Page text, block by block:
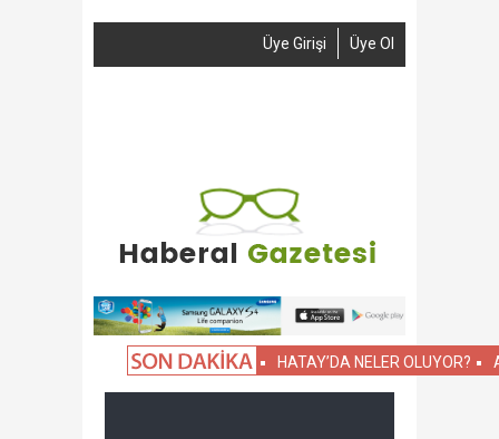
Üye Girişi Üye Ol
HATAY’DA NELER OLUYOR? ASKERİ